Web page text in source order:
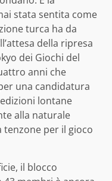
stata sentita come
turca ha da
della ripresa
dei Giochi del
anni che
una candidatura
lontane
alla naturale
tenzone per il gioco
il blocco